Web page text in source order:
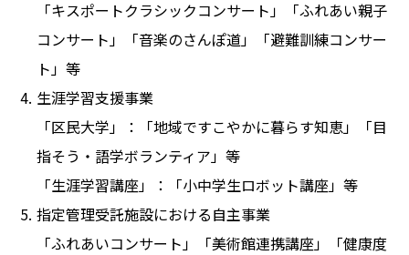
「キスポートクラシックコンサート」「ふれあい親子
コンサート」「音楽のさんぽ道」「避難訓練コンサー
ト」等
生涯学習支援事業
「区民大学」：「地域ですこやかに暮らす知恵」「目
指そう・語学ボランティア」等
「生涯学習講座」：「小中学生ロボット講座」等
指定管理受託施設における自主事業
「ふれあいコンサート」「美術館連携講座」「健康度